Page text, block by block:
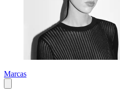
Marcas